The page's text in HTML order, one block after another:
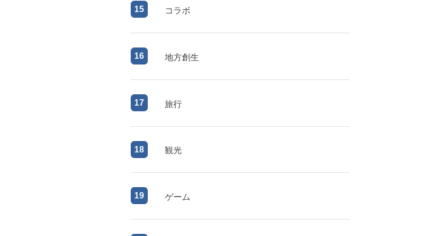
15 コラボ
16 地方創生
17 旅行
18 観光
19 ゲーム